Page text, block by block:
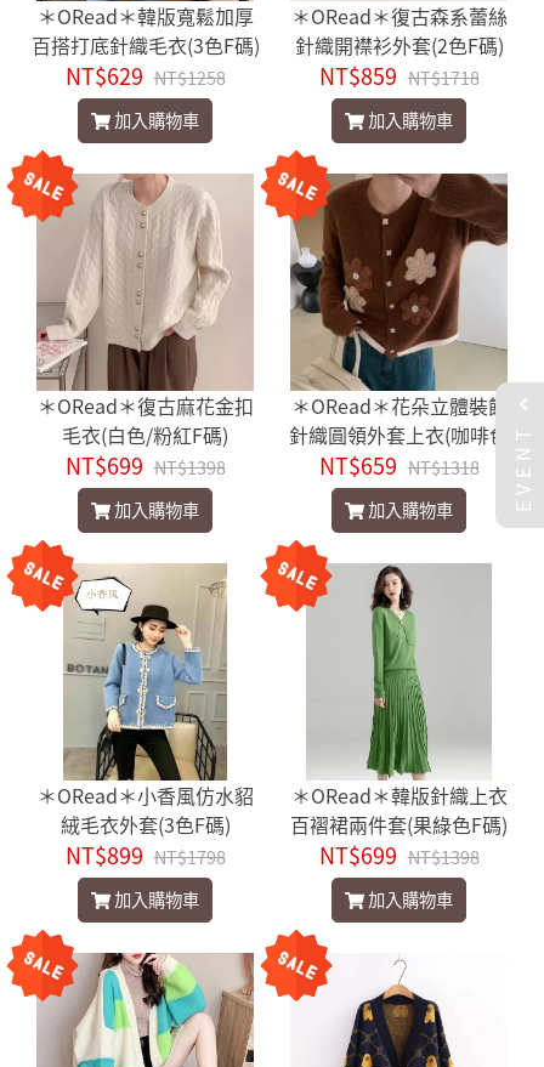
＊ORead＊韓版寬鬆加厚
百搭打底針織毛衣(3色F碼)
NT$629 NT$1258
加入購物車
＊ORead＊復古森系蕾絲
針織開襟衫外套(2色F碼)
NT$859 NT$1718
加入購物車
＊ORead＊復古麻花金扣
毛衣(白色/粉紅F碼)
NT$699 NT$1398
加入購物車
＊ORead＊花朵立體裝飾
針織圓領外套上衣(咖啡色
F碼)
NT$659 NT$1318
加入購物車
＊ORead＊小香風仿水貂
絨毛衣外套(3色F碼)
NT$899 NT$1798
加入購物車
＊ORead＊韓版針織上衣
百褶裙兩件套(果綠色F碼)
NT$699 NT$1398
加入購物車
EVENT